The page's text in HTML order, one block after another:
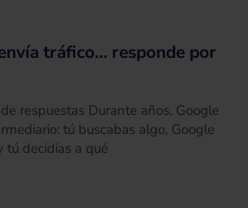
tráfico… responde por
respuestas Durante años, Google
tú buscabas algo, Google
tú decidías a qué